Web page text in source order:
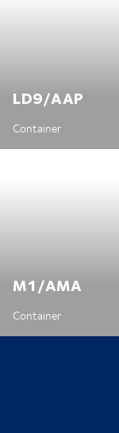
LD9/AAP
Container
M1/AMA
Container